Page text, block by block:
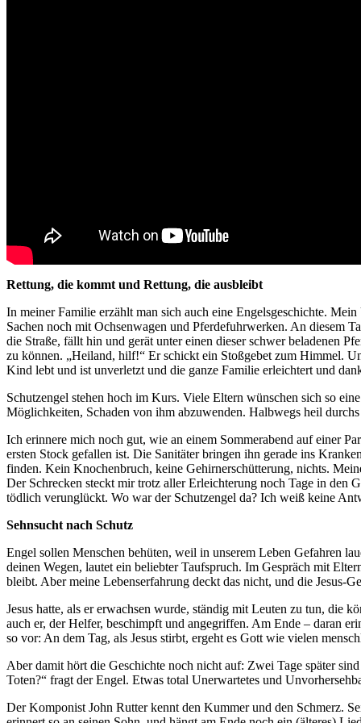
Rettung, die kommt und Rettung, die ausbleibt
In meiner Familie erzählt man sich auch eine Engelsgeschichte.
Sachen noch mit Ochsenwagen und Pferdefuhrwerken. An diesem
die Straße, fällt hin und gerät unter einen dieser schwer beladenen
zu können. „Heiland, hilf!“ Er schickt ein Stoßgebet zum Himmel.
Kind lebt und ist unverletzt und die ganze Familie erleichtert und
Schutzengel stehen hoch im Kurs. Viele Eltern wünschen sich so
Möglichkeiten, Schaden von ihm abzuwenden. Halbwegs heil
Ich erinnere mich noch gut, wie an einem Sommerabend auf einer
ersten Stock gefallen ist. Die Sanitäter bringen ihn gerade ins
finden. Kein Knochenbruch, keine Gehirnerschütterung, nichts.
Der Schrecken steckt mir trotz aller Erleichterung noch Tage in den
tödlich verunglückt. Wo war der Schutzengel da? Ich weiß keine
Sehnsucht nach Schutz
Engel sollen Menschen behüten, weil in unserem Leben Gefahren
deinen Wegen, lautet ein beliebter Taufspruch. Im Gespräch mit
bleibt. Aber meine Lebenserfahrung deckt das nicht, und die Jesus-
Jesus hatte, als er erwachsen wurde, ständig mit Leuten zu tun, die
auch er, der Helfer, beschimpft und angegriffen. Am Ende – daran
so vor: An dem Tag, als Jesus stirbt, ergeht es Gott wie vielen
Aber damit hört die Geschichte noch nicht auf: Zwei Tage später
Toten?“ fragt der Engel. Etwas total Unerwartetes und
Der Komponist John Rutter kennt den Kummer und den Schmerz.